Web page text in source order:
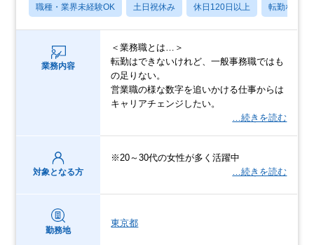
職種・業界未経験OK 土日祝休み 休日120日以上 転勤なし
業務内容
＜業務職とは…＞
転勤はできないけれど、一般事務職ではも
の足りない。
営業職の様な数字を追いかける仕事からは
キャリアチェンジしたい。
…続きを読む
対象となる方
※20～30代の女性が多く活躍中
…続きを読む
勤務地
東京都